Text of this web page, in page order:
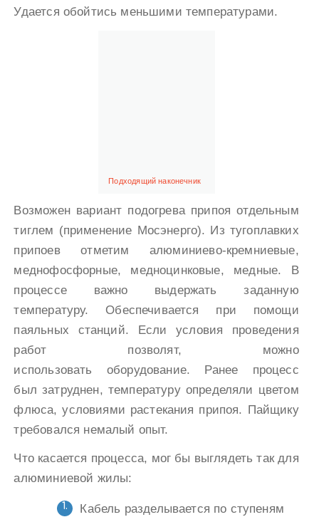
Удается обойтись меньшими температурами.
Подходящий наконечник
Возможен вариант подогрева припоя отдельным
тиглем (применение Мосэнерго). Из тугоплавких
припоев отметим алюминиево-кремниевые,
меднофосфорные, медноцинковые, медные. В
процессе важно выдержать заданную
температуру. Обеспечивается при помощи
паяльных станций. Если условия проведения
работ позволят, можно
использовать оборудование. Ранее процесс
был затруднен, температуру определяли цветом
флюса, условиями растекания припоя. Пайщику
требовался немалый опыт.
Что касается процесса, мог бы выглядеть так для
алюминиевой жилы:
Кабель разделывается по ступеням